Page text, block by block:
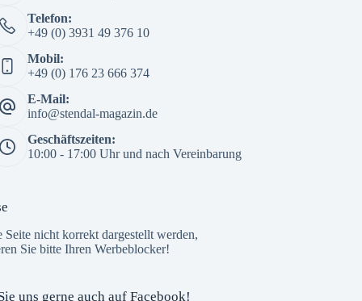
Telefon:
+49 (0) 3931 49 376 10
Mobil:
+49 (0) 176 23 666 374
E-Mail:
info@stendal-magazin.de
Geschäftszeiten:
10:00 - 17:00 Uhr und nach Vereinbarung
Seite nicht korrekt dargestellt werden,
Sie bitte Ihren Werbeblocker!
uns gerne auch auf Facebook!